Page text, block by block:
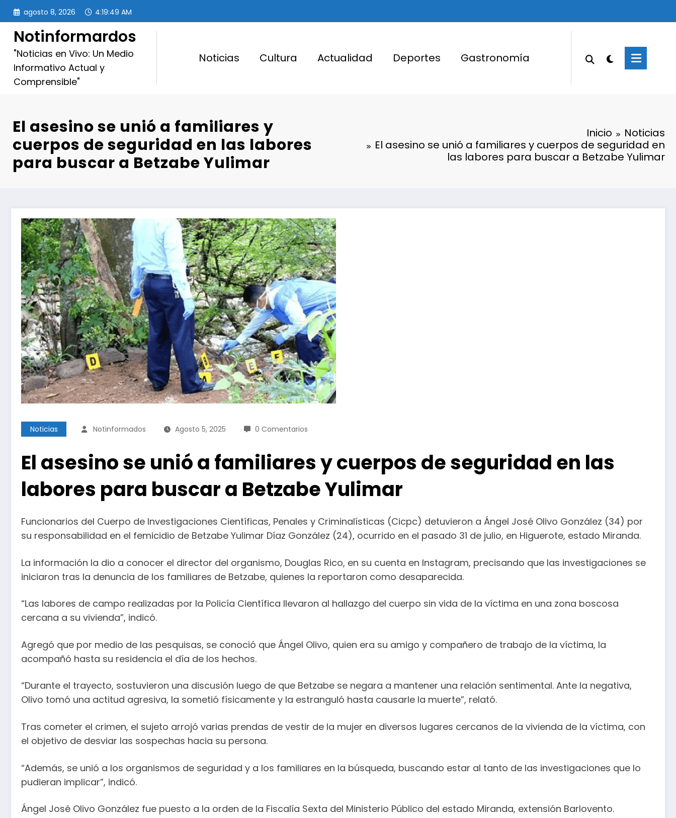
Saltar
contenido
agosto 8, 2026 4:19:50 AM
Notinformardos
"Noticias en Vivo: Un Medio
Informativo Actual y
Comprensible"
Noticias Cultura Actualidad Deportes Gastronomía
El asesino se unió a familiares y
cuerpos de seguridad en las labores
para buscar a Betzabe Yulimar
Inicio
Noticias
El asesino se unió a familiares y cuerpos de seguridad en
las labores para buscar a Betzabe Yulimar
Noticias Notinformados Agosto 5, 2025 0 Comentarios
El asesino se unió a familiares y cuerpos de seguridad en las
labores para buscar a Betzabe Yulimar
Funcionarios del Cuerpo de Investigaciones Científicas, Penales y Criminalísticas (Cicpc) detuvieron a Ángel José Olivo González (34) por
su responsabilidad en el femicidio de Betzabe Yulimar Díaz González (24), ocurrido en el pasado 31 de julio, en Higuerote, estado Miranda.
La información la dio a conocer el director del organismo, Douglas Rico, en su cuenta en Instagram, precisando que las investigaciones se
iniciaron tras la denuncia de los familiares de Betzabe, quienes la reportaron como desaparecida.
“Las labores de campo realizadas por la Policía Científica llevaron al hallazgo del cuerpo sin vida de la víctima en una zona boscosa
cercana a su vivienda”, indicó.
Agregó que por medio de las pesquisas, se conoció que Ángel Olivo, quien era su amigo y compañero de trabajo de la víctima, la
acompañó hasta su residencia el día de los hechos.
“Durante el trayecto, sostuvieron una discusión luego de que Betzabe se negara a mantener una relación sentimental. Ante la negativa,
Olivo tomó una actitud agresiva, la sometió físicamente y la estranguló hasta causarle la muerte”, relató.
Tras cometer el crimen, el sujeto arrojó varias prendas de vestir de la mujer en diversos lugares cercanos de la vivienda de la víctima, con
el objetivo de desviar las sospechas hacia su persona.
“Además, se unió a los organismos de seguridad y a los familiares en la búsqueda, buscando estar al tanto de las investigaciones que lo
pudieran implicar”, indicó.
Ángel José Olivo González fue puesto a la orden de la Fiscalía Sexta del Ministerio Público del estado Miranda, extensión Barlovento.